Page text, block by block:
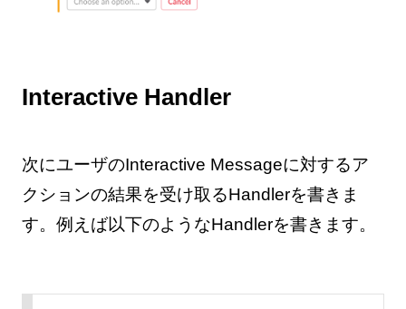
Interactive Handler
次にユーザのInteractive Messageに対するア
クションの結果を受け取るHandlerを書きま
す。例えば以下のようなHandlerを書きます。